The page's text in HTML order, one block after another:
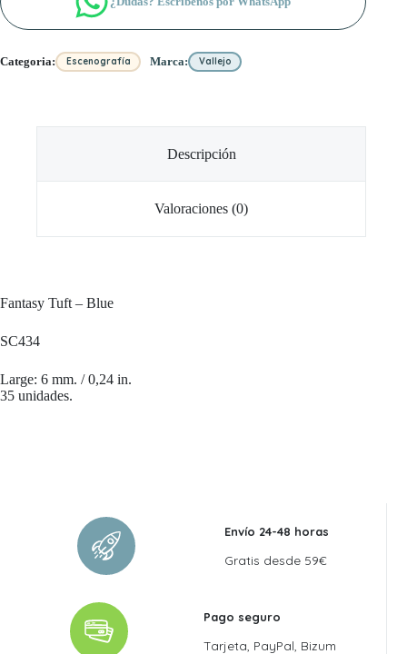
cantidad
Categoria: Escenografía Marca: Vallejo
Descripción
Valoraciones (0)
Fantasy Tuft – Blue
SC434
Large: 6 mm. / 0,24 in.
35 unidades.
Envío 24-48 horas
Gratis desde 59€
Pago seguro
Tarjeta, PayPal, Bizum